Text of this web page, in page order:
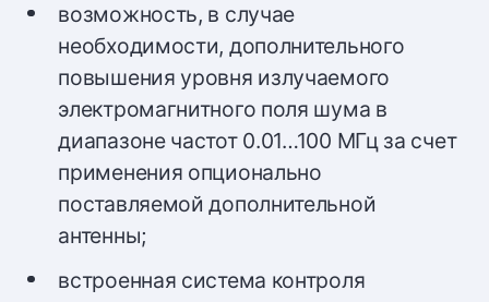
возможность, в случае
необходимости, дополнительного
повышения уровня излучаемого
электромагнитного поля шума в
диапазоне частот 0.01…100 МГц за счет
применения опционально
поставляемой дополнительной
антенны;
встроенная система контроля